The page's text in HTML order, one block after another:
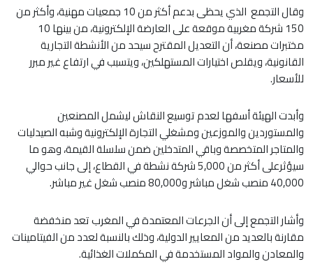
وقال التجمع الذي يحظى بدعم أكثر من 10 جمعيات مهنية، وأكثر من
150 شركة مغربية موقعة على العارضة الإلكترونية، من بينها 10
مختبرات مصنعة، أن التعديل المقترح سيحد من الأنشطة التجارية
القانونية، ويقلص اختيارات المستهلكين، ويتسبب في ارتفاع غير مبرر
للأسعار.
وأبدت الهيئة أسفها لعدم توسيع النقاش ليشمل المصنعين
والمستوردين والموزعين ومشغلي التجارة الإلكترونية وشبه الصيدليات
والمتاجر المتخصصة وباقي المتدخلين ضمن سلسلة القيمة، وهو ما
سيؤثرعلى أكثر من 5,000 شركة نشطة في القطاع، إلى جانب حوالي
40,000 منصب شغل مباشر و80,000 منصب شغل غير مباشر.
وأشار التجمع إلى أن الجرعات المعتمدة في المغرب تعد منخفضة
مقارنة بالعديد من المعايير الدولية، وذلك بالنسبة لعدد من الفيتامينات
والمعادن والمواد المستخدمة في المكملات الغذائية.